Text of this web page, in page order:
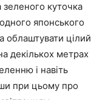
зеленого куточка
японського
облаштувати цілий
декількох метрах
і навіть
при цьому про